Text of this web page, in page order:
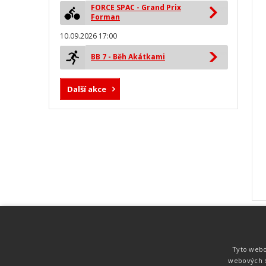
FORCE SPAC - Grand Prix
Forman
10.09.2026 17:00
BB 7 - Běh Akátkami
Další akce
technologie od společnosti MYLAPS. Tato
technologie je používána na olympijských
Tyto
webových